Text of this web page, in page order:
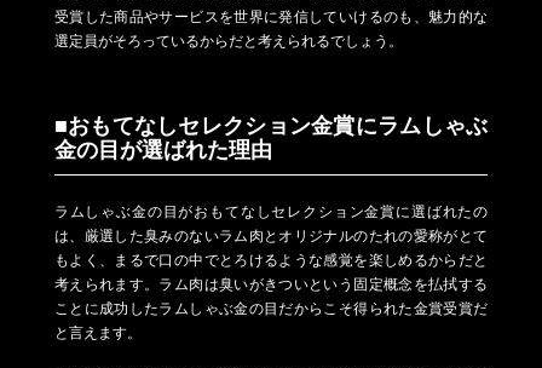
受賞した商品やサービスを世界に発信していけるのも、魅力的な
選定員がそろっているからだと考えられるでしょう。
■おもてなしセレクション金賞にラムしゃぶ
金の目が選ばれた理由
ラムしゃぶ金の目がおもてなしセレクション金賞に選ばれたの
は、厳選した臭みのないラム肉とオリジナルのたれの愛称がとて
もよく、まるで口の中でとろけるような感覚を楽しめるからだと
考えられます。ラム肉は臭いがきついという固定概念を払拭する
ことに成功したラムしゃぶ金の目だからこそ得られた金賞受賞だ
と言えます。